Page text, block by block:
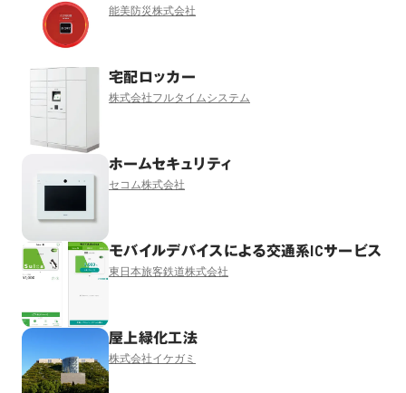
能美防災株式会社
宅配ロッカー
株式会社フルタイムシステム
ホームセキュリティ
セコム株式会社
モバイルデバイスによる交通系ICサービス
東日本旅客鉄道株式会社
屋上緑化工法
株式会社イケガミ